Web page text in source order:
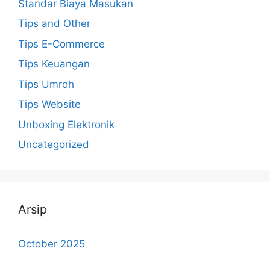
Standar Biaya Masukan
Tips and Other
Tips E-Commerce
Tips Keuangan
Tips Umroh
Tips Website
Unboxing Elektronik
Uncategorized
Arsip
October 2025